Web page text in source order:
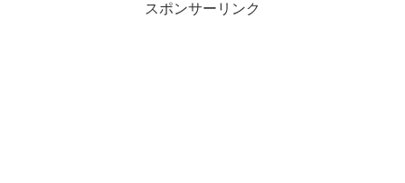
スポンサーリンク